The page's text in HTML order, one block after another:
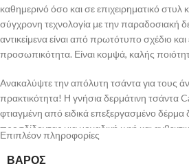
καθημερινό όσο και σε επιχειρηματικό στυλ
σύγχρονη τεχνολογία με την παραδοσιακή
αντικείμενα είναι από πρωτότυπο σχέδιο
προσωπικότητα. Είναι κομψά, καλής
Ανακαλύψτε την απόλυτη τσάντα για τους
πρακτικότητα! Η γνήσια δερμάτινη τσάντα
φτιαγμένη από ειδικά επεξεργασμένο δέρμα
προσδίδοντας μια μοναδική υφή και
Με έναν ιμάντα ώμου που μπορεί να
Επιπλέον πληροφορίες
ΒΆΡΟΣ